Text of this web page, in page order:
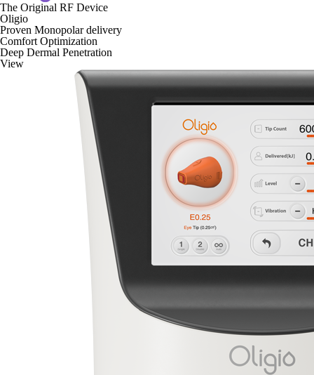
The Original RF Device
Oligio
Proven Monopolar delivery
Comfort Optimization
Deep Dermal Penetration
View